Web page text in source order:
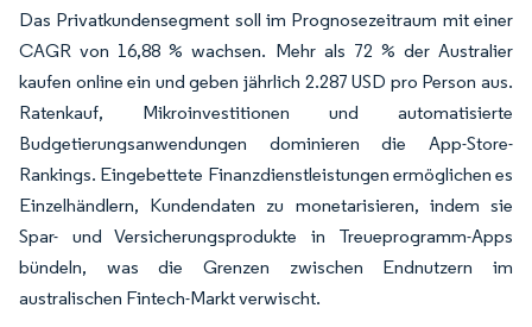
Das Privatkundensegment soll im Prognosezeitraum mit einer
CAGR von 16,88 % wachsen. Mehr als 72 % der Australier
kaufen online ein und geben jährlich 2.287 USD pro Person aus.
Ratenkauf, Mikroinvestitionen und automatisierte
Budgetierungsanwendungen dominieren die App-Store-
Rankings. Eingebettete Finanzdienstleistungen ermöglichen es
Einzelhändlern, Kundendaten zu monetarisieren, indem sie
Spar- und Versicherungsprodukte in Treueprogramm-Apps
bündeln, was die Grenzen zwischen Endnutzern im
australischen Fintech-Markt verwischt.